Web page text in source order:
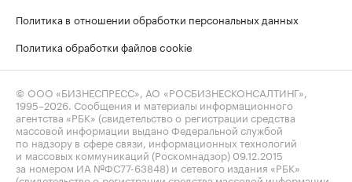
Политика в отношении обработки персональных данных
Политика обработки файлов cookie
© ООО «БИЗНЕСПРЕСС», АО «РОСБИЗНЕСКОНСАЛТИНГ»,
1995–2026 . Сообщения и материалы информационного
агентства «РБК» (свидетельство о регистрации средства
массовой информации выдано Федеральной службой
по надзору в сфере связи, информационных технологий
и массовых коммуникаций (Роскомнадзор) 09.12.2015
за номером ИА №ФС77-63848) и сетевого издания «РБК»